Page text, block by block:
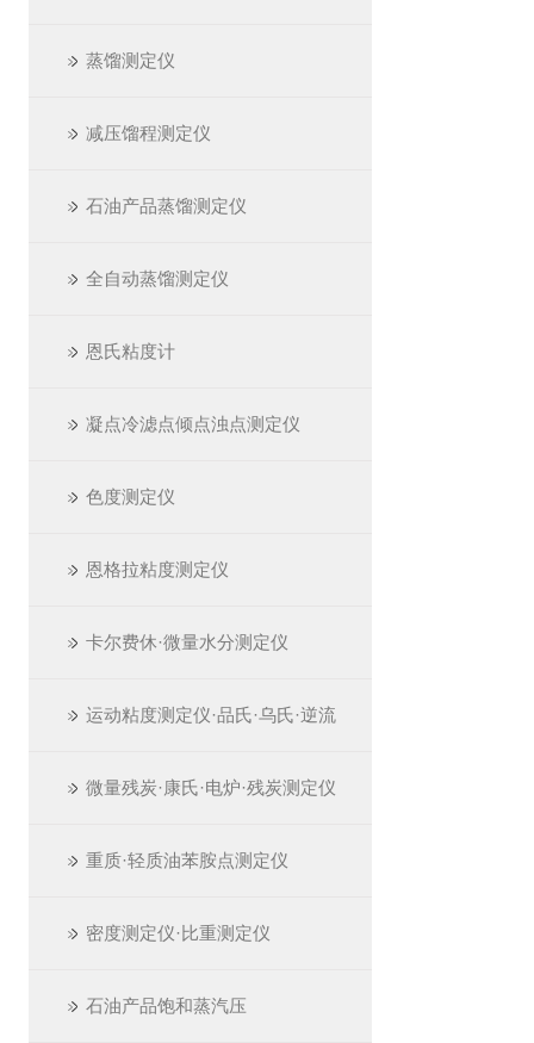
蒸馏测定仪
减压馏程测定仪
石油产品蒸馏测定仪
全自动蒸馏测定仪
恩氏粘度计
凝点冷滤点倾点浊点测定仪
色度测定仪
恩格拉粘度测定仪
卡尔费休·微量水分测定仪
运动粘度测定仪·品氏·乌氏·逆流
微量残炭·康氏·电炉·残炭测定仪
重质·轻质油苯胺点测定仪
密度测定仪·比重测定仪
石油产品饱和蒸汽压